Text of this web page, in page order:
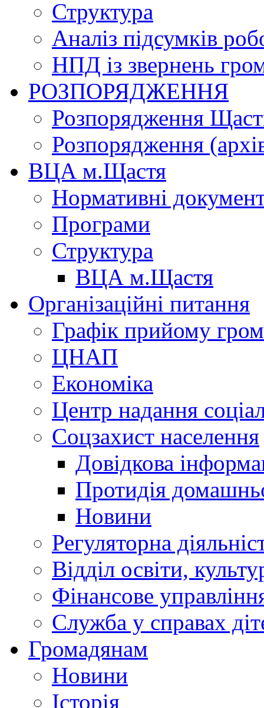
Структура
Аналіз підсумків
НПД із звернень
РОЗПОРЯДЖЕННЯ
Розпорядження
Розпорядження
ВЦА м.Щастя
Нормативні
Програми
Структура
ВЦА м.Щастя
Організаційні питання
Графік прийому
ЦНАП
Економіка
Центр надання
Соцзахист населення
Довідкова
Протидія
Новини
Регуляторна
Відділ освіти,
Фінансове
Служба у справах
Громадянам
Новини
Історія